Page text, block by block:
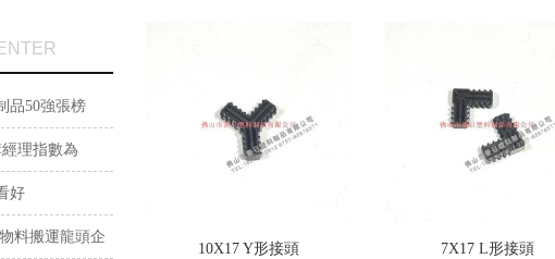
10X17 Y形接頭 7X17 L形接頭
品50強張榜
理指數為
好
料搬運龍頭企